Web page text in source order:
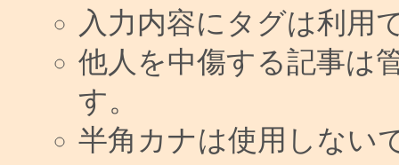
入力内容にタグは利用
他人を中傷する記事は
す。
半角カナは使用しない